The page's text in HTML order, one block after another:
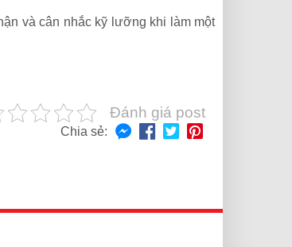
và cân nhắc kỹ lưỡng khi làm một
Đánh giá post
Chia sẻ: